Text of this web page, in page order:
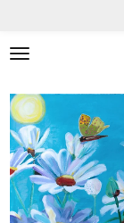
naar
hoofdinhoud